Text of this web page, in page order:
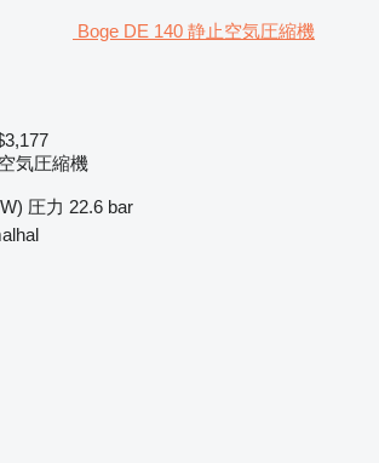
Boge DE 140 静止空気圧縮機
気圧縮機
圧力 22.6 bar